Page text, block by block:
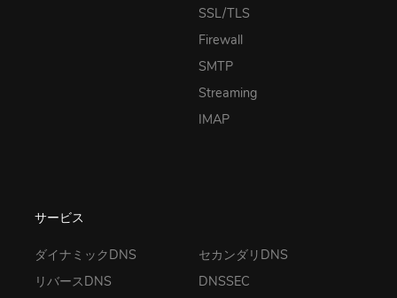
SSL/TLS
Firewall
SMTP
Streaming
IMAP
サービス
ダイナミックDNS
リバースDNS
セカンダリDNS
DNSSEC